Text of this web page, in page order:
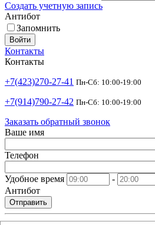
Создать учетную запись
Антибот
Запомнить
Войти
Контакты
Контакты
+7(423)270-27-41 Пн-Сб: 10:00-19:00
+7(914)790-27-42 Пн-Сб: 10:00-19:00
Заказать обратный звонок
Ваше имя
Телефон
Удобное время
-
Антибот
Отправить